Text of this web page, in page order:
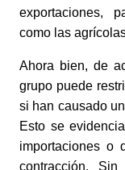
exportaciones,
como las
Ahora bien, de
grupo puede
si han causado
Esto se
importaciones o
contracción.